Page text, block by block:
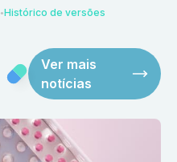
●Histórico de versões
Ver mais
notícias